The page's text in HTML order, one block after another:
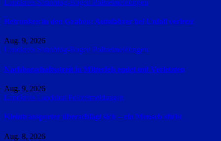
Landkreis Straubing-Bogen Polizeimeldungen
Betrunken in den Graben: Autofahrer bei Unfall verletzt
Aug. 9, 2026
Landkreis Straubing-Bogen Polizeimeldungen
Nachbarschaftsstreit in Mitterfels endet mit Verletzten
Aug. 9, 2026
Landkreis Landshut Polizeimeldungen
Kleintransporter überschlägt sich – ein Mensch stirbt
Aug. 8, 2026